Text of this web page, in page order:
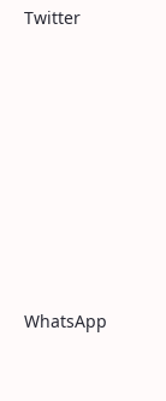
Twitter
WhatsApp